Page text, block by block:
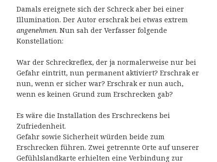
Damals ereignete sich der Schreck aber bei einer
Illumination. Der Autor erschrak bei etwas extrem
angenehmen. Nun sah der Verfasser folgende
Konstellation:
War der Schreckreflex, der ja normalerweise nur bei
Gefahr eintritt, nun permanent aktiviert? Erschrak er
nun, wenn er sicher war? Erschrak er nun auch,
wenn es keinen Grund zum Erschrecken gab?
Es wäre die Installation des Erschreckens bei
Zufriedenheit.
Gefahr sowie Sicherheit würden beide zum
Erschrecken führen. Zwei getrennte Orte auf unserer
Gefühlslandkarte erhielten eine Verbindung zur